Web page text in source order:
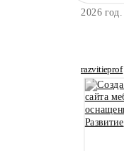
2026 год.
razvitieprof